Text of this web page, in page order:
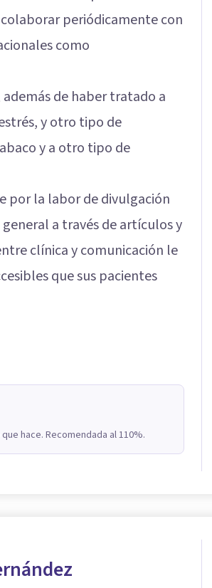
periódicamente con
como
de haber tratado a
y otro tipo de
y a otro tipo de
por la labor de divulgación
a través de artículos y
clínica y comunicación le
que sus pacientes
hace. Recomendada al 110%.